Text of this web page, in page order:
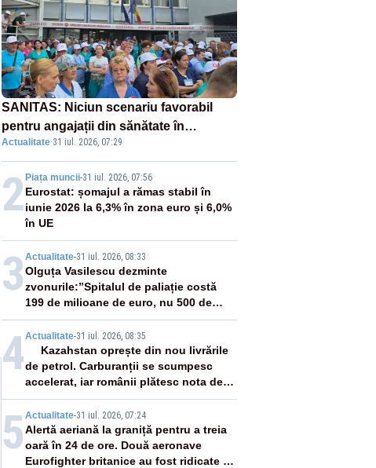
SANITAS: Niciun scenariu favorabil
pentru angajații din sănătate în
proiectul Legii salarizării
Actualitate·31 iul. 2026, 07:29
2 Piața muncii-31 iul. 2026, 07:56
Eurostat: șomajul a rămas stabil în
iunie 2026 la 6,3% în zona euro și 6,0%
în UE
3 Actualitate-31 iul. 2026, 08:33
Olguța Vasilescu dezminte
zvonurile:”Spitalul de paliație costă
199 de milioane de euro, nu 500 de
milioane”
4Actualitate-31 iul. 2026, 08:35
Kazahstan oprește din nou livrările
de petrol. Carburanții se scumpesc
accelerat, iar românii plătesc nota de
plată
5 Actualitate-31 iul. 2026, 07:24
Alertă aeriană la graniță pentru a treia
oară în 24 de ore. Două aeronave
Eurofighter britanice au fost ridicate de